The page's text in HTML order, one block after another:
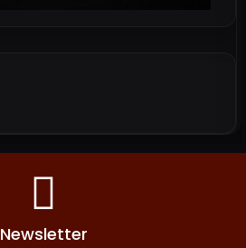
Newsletter